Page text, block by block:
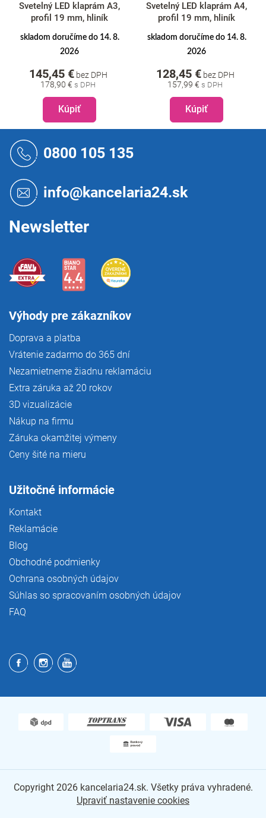
Svetelný LED klaprám A3,
profil 19 mm, hliník
skladom doručíme do 14. 8.
2026
178,90 €
145,45 €bez DPH
Kúpiť
Svetelný LED klaprám A4,
profil 19 mm, hliník
skladom doručíme do 14. 8.
2026
157,99 €
128,45 €bez DPH
Kúpiť
0800 105 135
info@kancelaria24.sk
Newsletter
Výhody pre zákazníkov
Doprava a platba
Vrátenie zadarmo do 365 dní
Nezamietneme žiadnu reklamáciu
Extra záruka až 20 rokov
3D vizualizácie
Nákup na firmu
Záruka okamžitej výmeny
Ceny šité na mieru
Užitočné informácie
Kontakt
Reklamácie
Blog
Obchodné podmienky
Ochrana osobných údajov
Súhlas so spracovaním osobných údajov
FAQ
Copyright 2026 kancelaria24.sk. Všetky práva vyhradené.
Upraviť nastavenie cookies